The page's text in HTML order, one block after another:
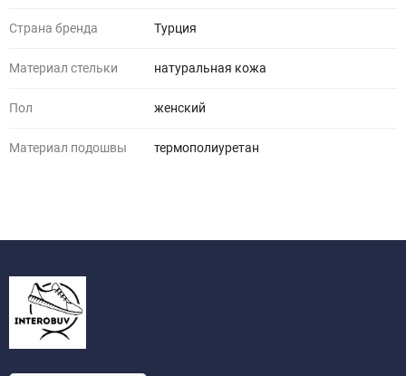
Страна бренда Турция
Материал стельки натуральная кожа
Пол женский
Материал подошвы термополиуретан